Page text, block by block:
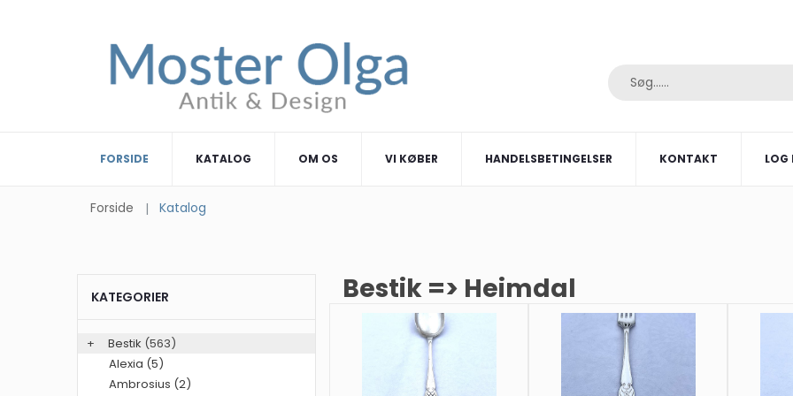
FORSIDE KATALOG OM OS VI KØBER HANDELSBETINGELSER KONTAKT LOG
Forside Katalog
Bestik => Heimdal
KATEGORIER
+ Bestik (563)
Alexia (5)
Ambrosius (2)